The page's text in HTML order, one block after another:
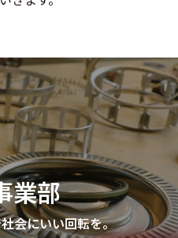
業部
会にいい回転を。